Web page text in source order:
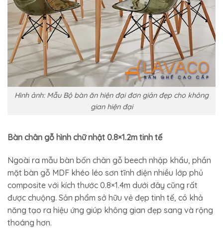
Hình ảnh: Mẫu Bộ bàn ăn hiện đại đơn giản đẹp cho không
gian hiện đại
Bàn chân gỗ hình chữ nhật 0.8×1.2m tinh tế
Ngoài ra mẫu bàn bốn chân gỗ beech nhập khẩu, phần
mặt bàn gỗ MDF khéo léo sơn tĩnh điện nhiều lớp phủ
composite với kích thước 0.8×1.4m dưới đây cũng rất
được chuộng. Sản phẩm sở hữu vẻ đẹp tinh tế, có khả
năng tạo ra hiệu ứng giúp không gian đẹp sang và rộng
thoáng hơn.